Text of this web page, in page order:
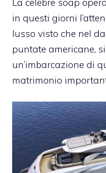
in questi giorni
lusso visto che nel
puntate americane,
un’imbarcazione di
matrimonio